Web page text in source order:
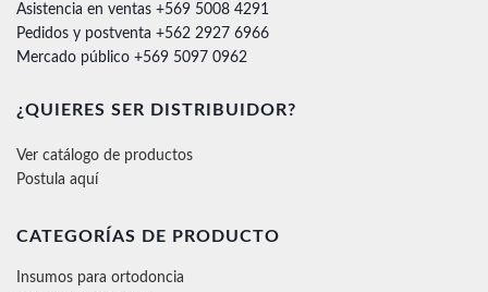
Asistencia en ventas +569 5008 4291
Pedidos y postventa +562 2927 6966
Mercado público +569 5097 0962
¿QUIERES SER DISTRIBUIDOR?
Ver catálogo de productos
Postula aquí
CATEGORÍAS DE PRODUCTO
Insumos para ortodoncia